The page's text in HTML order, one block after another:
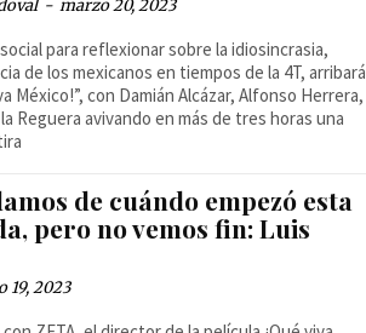
- marzo 20, 2023
para reflexionar sobre la idiosincrasia,
de los mexicanos en tiempos de la 4T, arribará
México!”, con Damián Alcázar, Alfonso Herrera,
Reguera avivando en más de tres horas una
de cuándo empezó esta
pero no vemos fin: Luis
19, 2023